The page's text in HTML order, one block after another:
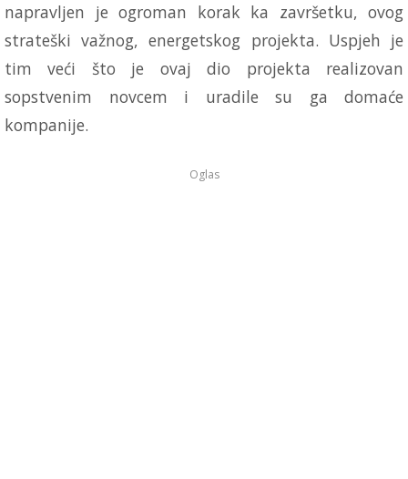
napravljen je ogroman korak ka završetku, ovog
strateški važnog, energetskog projekta. Uspjeh je
tim veći što je ovaj dio projekta realizovan
sopstvenim novcem i uradile su ga domaće
kompanije.
Oglas